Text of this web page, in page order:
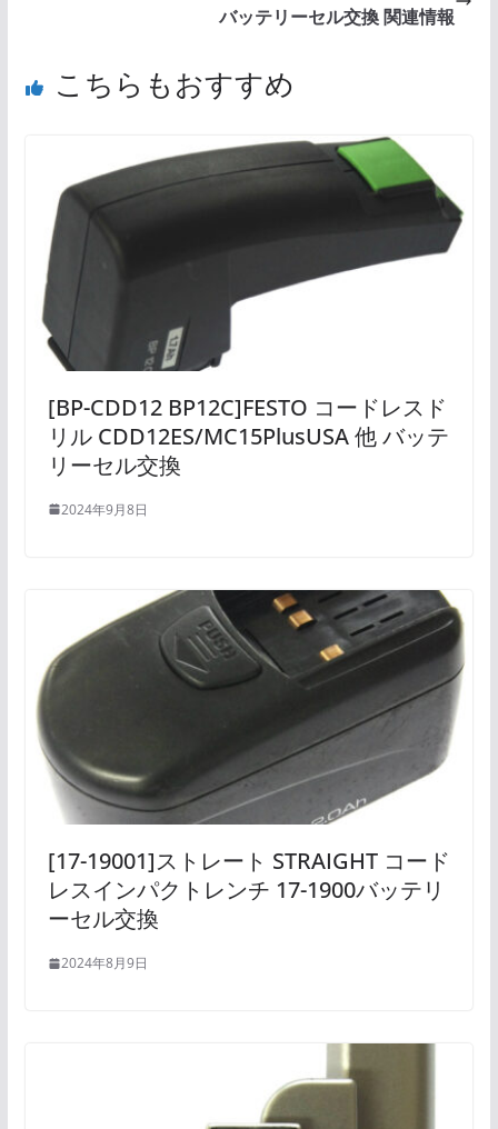
バッテリーセル交換 関連情報
こちらもおすすめ
[BP-CDD12 BP12C]FESTO コードレスド
リル CDD12ES/MC15PlusUSA 他 バッテ
リーセル交換
2024年9月8日
[17-19001]ストレート STRAIGHT コード
レスインパクトレンチ 17-1900バッテリ
ーセル交換
2024年8月9日